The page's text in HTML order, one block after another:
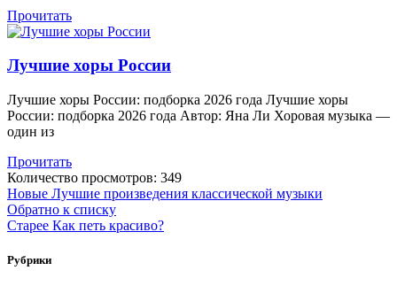
Прочитать
Лучшие хоры России
Лучшие хоры России: подборка 2026 года Лучшие хоры
России: подборка 2026 года Автор: Яна Ли Хоровая музыка —
один из
Прочитать
Количество просмотров: 349
Новые Лучшие произведения классической музыки
Обратно к списку
Старее Как петь красиво?
Рубрики